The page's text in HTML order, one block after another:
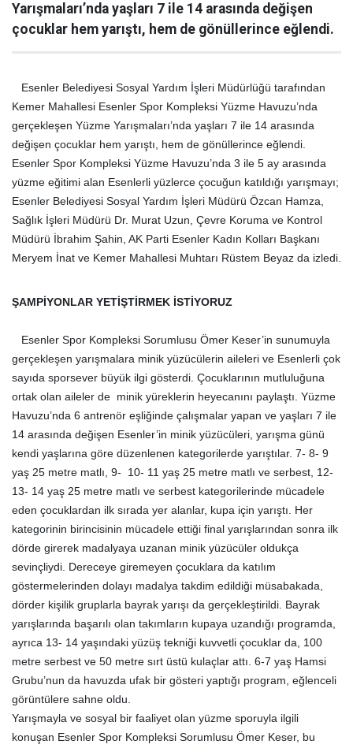
Yarışmaları’nda yaşları 7 ile 14 arasında değişen
çocuklar hem yarıştı, hem de gönüllerince eğlendi.
Esenler Belediyesi Sosyal Yardım İşleri Müdürlüğü tarafından
Kemer Mahallesi Esenler Spor Kompleksi Yüzme Havuzu’nda
gerçekleşen Yüzme Yarışmaları’nda yaşları 7 ile 14 arasında
değişen çocuklar hem yarıştı, hem de gönüllerince eğlendi.
Esenler Spor Kompleksi Yüzme Havuzu’nda 3 ile 5 ay arasında
yüzme eğitimi alan Esenlerli yüzlerce çocuğun katıldığı yarışmayı;
Esenler Belediyesi Sosyal Yardım İşleri Müdürü Özcan Hamza,
Sağlık İşleri Müdürü Dr. Murat Uzun, Çevre Koruma ve Kontrol
Müdürü İbrahim Şahin, AK Parti Esenler Kadın Kolları Başkanı
Meryem İnat ve Kemer Mahallesi Muhtarı Rüstem Beyaz da izledi.
ŞAMPİYONLAR YETİŞTİRMEK İSTİYORUZ
Esenler Spor Kompleksi Sorumlusu Ömer Keser’in sunumuyla
gerçekleşen yarışmalara minik yüzücülerin aileleri ve Esenlerli çok
sayıda sporsever büyük ilgi gösterdi. Çocuklarının mutluluğuna
ortak olan aileler de minik yüreklerin heyecanını paylaştı. Yüzme
Havuzu’nda 6 antrenör eşliğinde çalışmalar yapan ve yaşları 7 ile
14 arasında değişen Esenler’in minik yüzücüleri, yarışma günü
kendi yaşlarına göre düzenlenen kategorilerde yarıştılar. 7- 8- 9
yaş 25 metre matlı, 9- 10- 11 yaş 25 metre matlı ve serbest, 12-
13- 14 yaş 25 metre matlı ve serbest kategorilerinde mücadele
eden çocuklardan ilk sırada yer alanlar, kupa için yarıştı. Her
kategorinin birincisinin mücadele ettiği final yarışlarından sonra ilk
dörde girerek madalyaya uzanan minik yüzücüler oldukça
sevinçliydi. Dereceye giremeyen çocuklara da katılım
göstermelerinden dolayı madalya takdim edildiği müsabakada,
dörder kişilik gruplarla bayrak yarışı da gerçekleştirildi. Bayrak
yarışlarında başarılı olan takımların kupaya uzandığı programda,
ayrıca 13- 14 yaşındaki yüzüş tekniği kuvvetli çocuklar da, 100
metre serbest ve 50 metre sırt üstü kulaçlar attı. 6-7 yaş Hamsi
Grubu’nun da havuzda ufak bir gösteri yaptığı program, eğlenceli
görüntülere sahne oldu.
Yarışmayla ve sosyal bir faaliyet olan yüzme sporuyla ilgili
konuşan Esenler Spor Kompleksi Sorumlusu Ömer Keser, bu